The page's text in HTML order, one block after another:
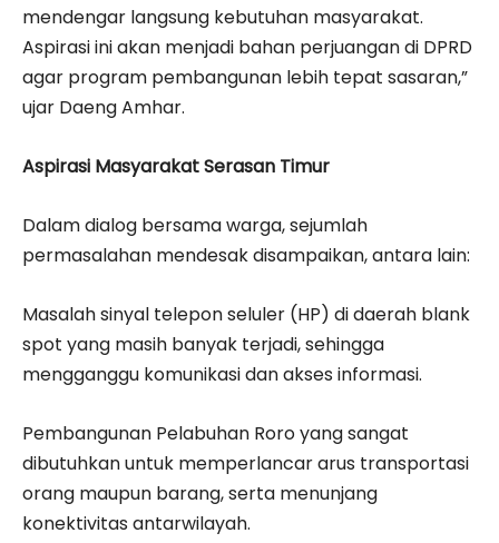
mendengar langsung kebutuhan masyarakat.
Aspirasi ini akan menjadi bahan perjuangan di DPRD
agar program pembangunan lebih tepat sasaran,”
ujar Daeng Amhar.
Aspirasi Masyarakat Serasan Timur
Dalam dialog bersama warga, sejumlah
permasalahan mendesak disampaikan, antara lain:
Masalah sinyal telepon seluler (HP) di daerah blank
spot yang masih banyak terjadi, sehingga
mengganggu komunikasi dan akses informasi.
Pembangunan Pelabuhan Roro yang sangat
dibutuhkan untuk memperlancar arus transportasi
orang maupun barang, serta menunjang
konektivitas antarwilayah.